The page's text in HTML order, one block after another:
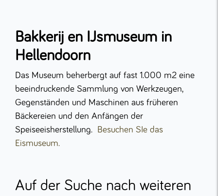
Bakkerij en IJsmuseum in
Hellendoorn
Das Museum beherbergt auf fast 1.000 m2 eine
beeindruckende Sammlung von Werkzeugen,
Gegenständen und Maschinen aus früheren
Bäckereien und den Anfängen der
Speiseeisherstellung. Besuchen SIe das
Eismuseum.
Auf der Suche nach weiteren